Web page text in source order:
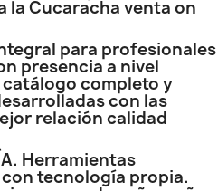
la Cucaracha venta on
para profesionales
presencia a nivel
catálogo completo y
con las
relación calidad
Herramientas
tecnología propia.